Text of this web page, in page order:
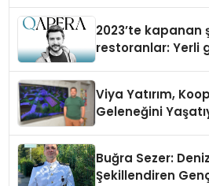
2023’te kapanan
restoranlar: Yerli
Viya Yatırım,
Geleneğini Yaşatıyor;
Buğra Sezer:
Şekillendiren